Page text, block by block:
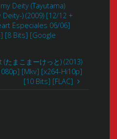
Deity (Tayutama)
) (2009) [12/12 +
Especiales 06/06]
[8 Bits] [Google
たまこまーけっと) (2013)
[Mkv] [x264-Hi10p]
[10 Bits] [FLAC]